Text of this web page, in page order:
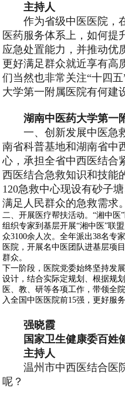
主持人
作为省级中医医院，
医药服务体系上，如何提
应急处置能力，并推动优
更好满足群众就近享有高
们当然也非常关注“十四
大学第一附属医院有何建
湖南中医药大学第一
一、创新发展中医急
南省科普基地和湖南省中
心，承担全省中西医结合
西医结合急救知识和技能
120急救中心现设有砂子
满足人民群众的急救需求。
二、开展医疗帮扶活动。“湘中医
组织专家到基层开展“湘中医”联
众3100余人次。全年派出38名专
医院，开展名中医团队进基层项
群众。
下一阶段，医院党委始终坚持发
设计，结合实际定规划、根据规
医、教、研等各项工作，带领全
入全国中医医院前15强，更好服
强晓霞
国家卫生健康委百姓
主持人
温州市中西医结合医
呢？